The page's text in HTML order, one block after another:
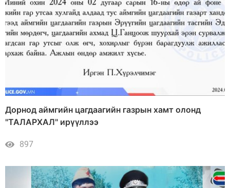
Дорнод аймгийн цагдаагийн газрын хамт олонд
"ТАЛАРХАЛ" ирүүллээ
897